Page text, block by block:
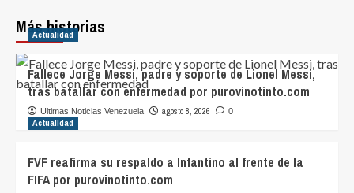
Más historias
Actualidad
Fallece Jorge Messi, padre y soporte de Lionel Messi,
tras batallar con enfermedad por purovinotinto.com
Ultimas Noticias Venezuela agosto 8, 2026 0
Actualidad
FVF reafirma su respaldo a Infantino al frente de la
FIFA por purovinotinto.com